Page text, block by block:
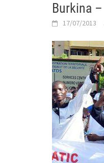
Burkina
17/07/2013